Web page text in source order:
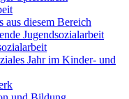
aus diesem Bereich
Jugendsozialarbeit
Jahr im Kinder- und